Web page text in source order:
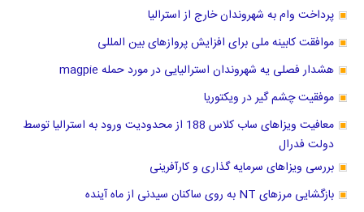
پرداخت وام به شهروندان خارج از استرالیا
موافقت کابینه ملی برای افزایش پروازهای بین المللی
هشدار فصلی یه شهروندان استرالیایی در مورد حمله magpie
موفقیت چشم گیر در ویکتوریا
معافیت ویزاهای ساب کلاس 188 از محدودیت ورود به استرالیا توسط
دولت فدرال
بررسی ویزاهای سرمایه گذاری و کارآفرینی
بازگشایی مرزهای NT به روی ساکنان سیدنی از ماه آینده